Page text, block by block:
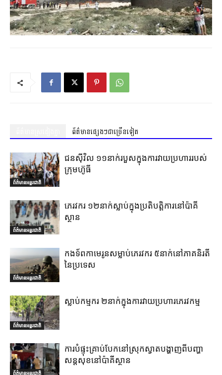
ព័ត៌មានផ្សេងៗជាច្រើនទៀត
ព័ត៌មានអន្តរជាតិ
ជនស៊ីវិល ១១នាក់របួសក្នុងការវាយប្រហាររបស់
ក្រុមហ៊ូធី
ព័ត៌មានអន្តរជាតិ
ភេរវករ ១២នាក់ស្លាប់ក្នុងប្រតិបត្តិការនៅប៉ាគី
ស្ថាន
ព័ត៌មានអន្តរជាតិ
កងទ័ពកាមេរូនសម្លាប់ភេរវករ ៥នាក់នៅភាគនិរតី
នៃប្រទេស
ព័ត៌មានអន្តរជាតិ
ស្លាប់កម្មករ ២នាក់ក្នុងការវាយប្រហារភេរវកម្ម
ព័ត៌មានអន្តរជាតិ
ការបំផ្ទុះគ្រាប់បែកនៅស្រុកស្វាតបង្ហាញពីបញ្ហា
សន្តសុខនៅប៉ាគីស្ថាន